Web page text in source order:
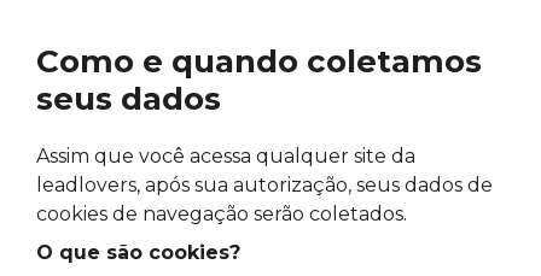
Como e quando coletamos
seus dados
Assim que você acessa qualquer site da
leadlovers, após sua autorização, seus dados de
cookies de navegação serão coletados.
O que são cookies?